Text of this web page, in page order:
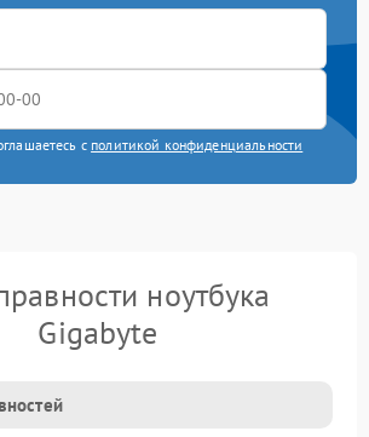
с политикой конфиденциальности
ноутбука
Gigabyte